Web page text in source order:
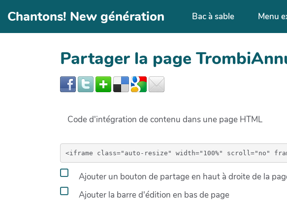
Aller au contenu principal
Chantons! New génération Bac à sable Menu
Partager la page
Code d'intégration de contenu dans une page HTML
Ajouter un bouton de partage en haut à droite de la
Ajouter la barre d'édition en bas de page